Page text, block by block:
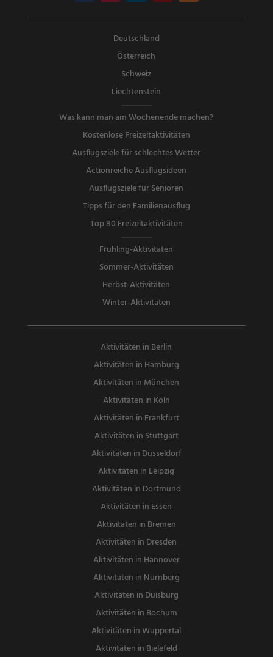
Deutschland
Österreich
Schweiz
Liechtenstein
Was kann man am Wochenende machen?
Kostenlose Freizeitaktivitäten
Ausflugsziele für schlechtes Wetter
Actionreiche Ausflugsideen
Ausflugsziele für Senioren
Tipps für den Familienausflug
Top 80 Freizeitaktivitäten
Frühling-Aktivitäten
Sommer-Aktivitäten
Herbst-Aktivitäten
Winter-Aktivitäten
Aktivitäten in Berlin
Aktivitäten in Hamburg
Aktivitäten in München
Aktivitäten in Köln
Aktivitäten in Frankfurt
Aktivitäten in Stuttgart
Aktivitäten in Düsseldorf
Aktivitäten in Leipzig
Aktivitäten in Dortmund
Aktivitäten in Essen
Aktivitäten in Bremen
Aktivitäten in Dresden
Aktivitäten in Hannover
Aktivitäten in Nürnberg
Aktivitäten in Duisburg
Aktivitäten in Bochum
Aktivitäten in Wuppertal
Aktivitäten in Bielefeld